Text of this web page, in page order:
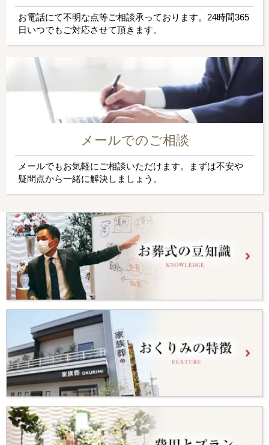
お電話にて不明な点等ご相談承っております。24時間365
日いつでもご対応させて頂きます。
メールでのご相談
メールでもお気軽にご相談いただけます。まずは不安や
疑問点から一緒に解決しましょう。